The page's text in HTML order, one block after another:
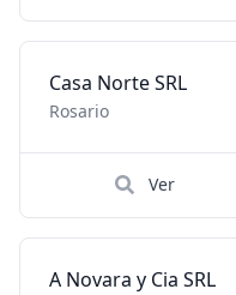
Casa Norte SRL
Rosario
Ver
A Novara y Cia SRL